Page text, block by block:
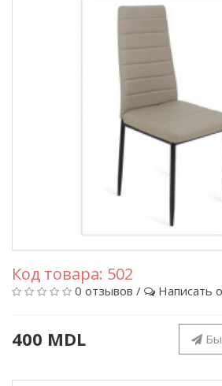
Код товара: 502
0 отзывов / Написать
400 MDL